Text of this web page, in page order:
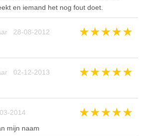
en iemand het nog fout doet.
28-08-2012 ★★★★★
02-12-2013 ★★★★★
2014 ★★★★★
mijn naam